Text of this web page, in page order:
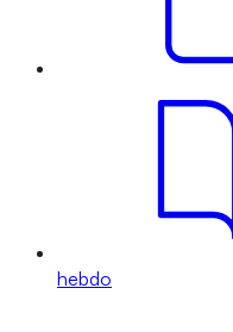
hebdo